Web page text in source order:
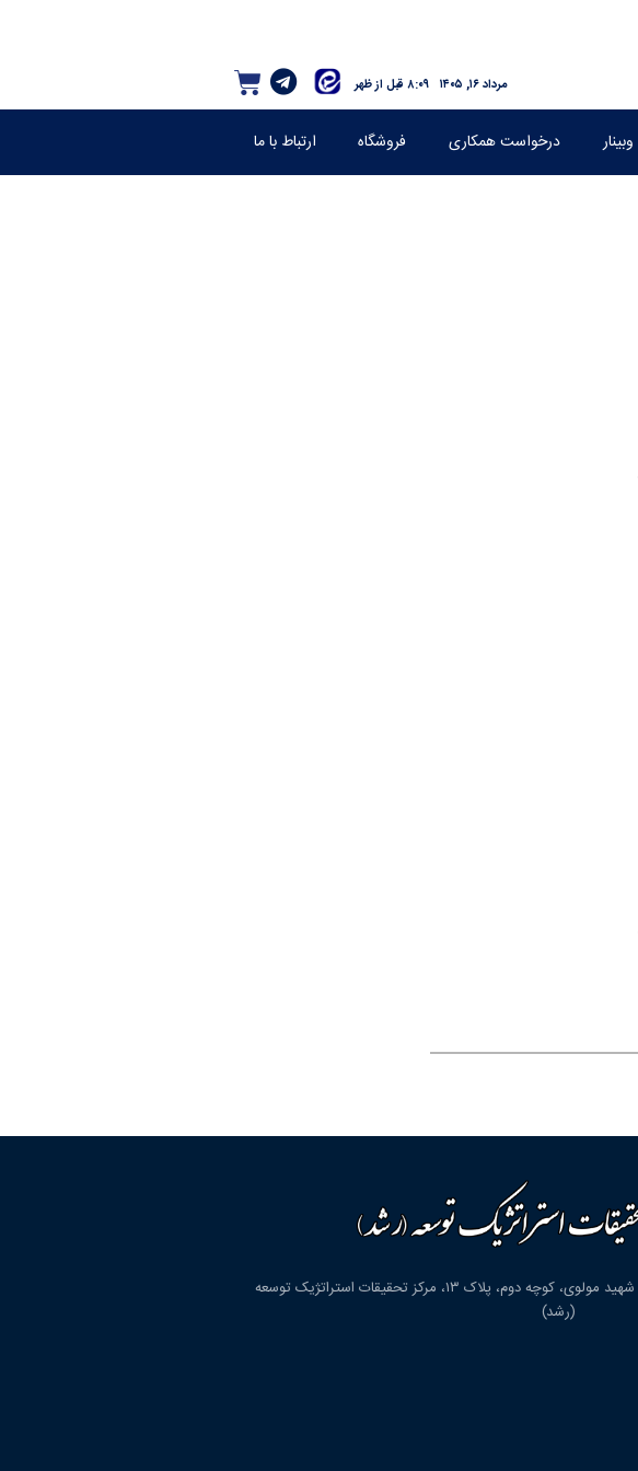
۸:۰۹ قبل از ظهر مرداد ۱۶, ۱۴۰۵
وبینار درخواست همکاری فروشگاه ارتباط با ما
قم، شهرک پردیسان، بلوار دانشگاه، بلوار شهید مولوی، کوچه دوم، پلاک ۱۳، مرکز تحقیقات استراتژیک توسعه
(رشد)